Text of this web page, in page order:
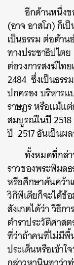
อีกด้านหนึ่ง
(อาจ อาสโภ) ก็
เป็นธรรม ต่อต้าน
ทางประชาธิปไต
ต่อวงการสงฆ์ไท
2484 ซึ่งเป็นธร
ปกครอง บริหาร
ราษฎร หรือแม้แต่
สมบูรณ์ในปี
ปี 2517 อันเป็นผ
ทั้งหมดที่กล่า
ราวของพระพิมล
หรือศึกษาค้นคว้า
วิกิพีเดียก็จะได้ข้
สังเกตได้ว่า วิธีก
ตำราประวัติศาส
ที่ว่าถ้าคนที่ไม่มีพื้
ประเด็นหรือเข้า